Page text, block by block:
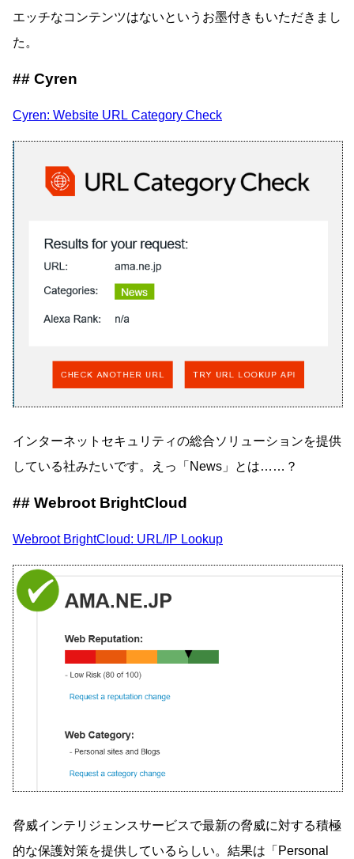
エッチなコンテンツはないというお墨付きもいただきまし
た。
Cyren
Cyren: Website URL Category Check
インターネットセキュリティの総合ソリューションを提供
している社みたいです。えっ「News」とは……？
Webroot BrightCloud
Webroot BrightCloud: URL/IP Lookup
脅威インテリジェンスサービスで最新の脅威に対する積極
的な保護対策を提供しているらしい。結果は「Personal